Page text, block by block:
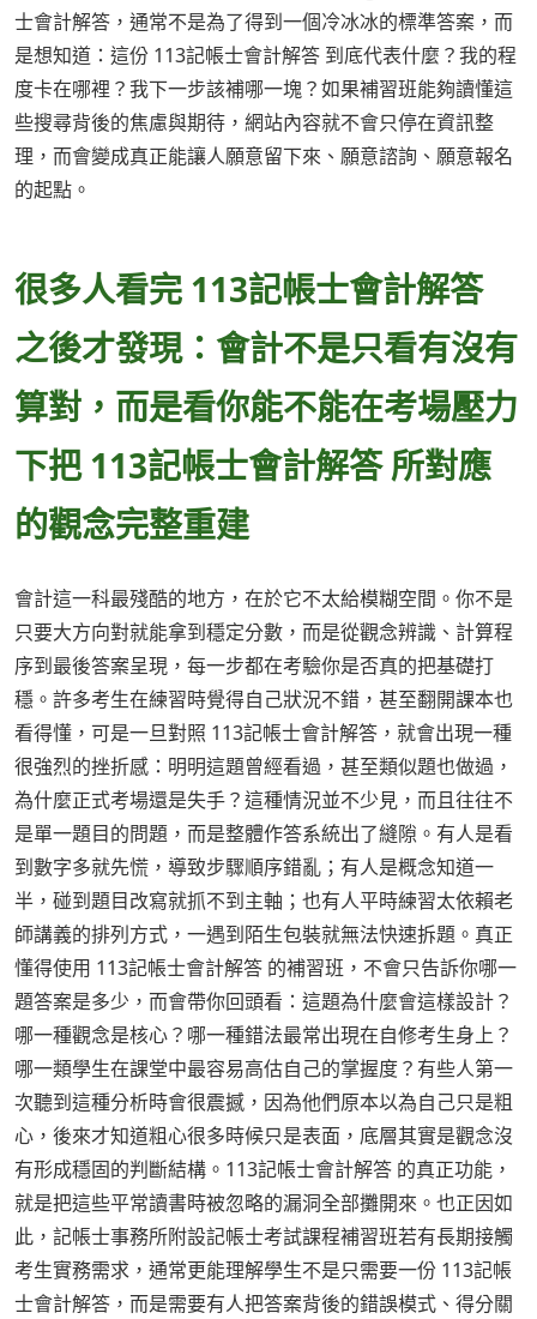
士會計解答，通常不是為了得到一個冷冰冰的標準答案，而
是想知道：這份 113記帳士會計解答 到底代表什麼？我的程
度卡在哪裡？我下一步該補哪一塊？如果補習班能夠讀懂這
些搜尋背後的焦慮與期待，網站內容就不會只停在資訊整
理，而會變成真正能讓人願意留下來、願意諮詢、願意報名
的起點。
很多人看完 113記帳士會計解答
之後才發現：會計不是只看有沒有
算對，而是看你能不能在考場壓力
下把 113記帳士會計解答 所對應
的觀念完整重建
會計這一科最殘酷的地方，在於它不太給模糊空間。你不是
只要大方向對就能拿到穩定分數，而是從觀念辨識、計算程
序到最後答案呈現，每一步都在考驗你是否真的把基礎打
穩。許多考生在練習時覺得自己狀況不錯，甚至翻開課本也
看得懂，可是一旦對照 113記帳士會計解答，就會出現一種
很強烈的挫折感：明明這題曾經看過，甚至類似題也做過，
為什麼正式考場還是失手？這種情況並不少見，而且往往不
是單一題目的問題，而是整體作答系統出了縫隙。有人是看
到數字多就先慌，導致步驟順序錯亂；有人是概念知道一
半，碰到題目改寫就抓不到主軸；也有人平時練習太依賴老
師講義的排列方式，一遇到陌生包裝就無法快速拆題。真正
懂得使用 113記帳士會計解答 的補習班，不會只告訴你哪一
題答案是多少，而會帶你回頭看：這題為什麼會這樣設計？
哪一種觀念是核心？哪一種錯法最常出現在自修考生身上？
哪一類學生在課堂中最容易高估自己的掌握度？有些人第一
次聽到這種分析時會很震撼，因為他們原本以為自己只是粗
心，後來才知道粗心很多時候只是表面，底層其實是觀念沒
有形成穩固的判斷結構。113記帳士會計解答 的真正功能，
就是把這些平常讀書時被忽略的漏洞全部攤開來。也正因如
此，記帳士事務所附設記帳士考試課程補習班若有長期接觸
考生實務需求，通常更能理解學生不是只需要一份 113記帳
士會計解答，而是需要有人把答案背後的錯誤模式、得分關